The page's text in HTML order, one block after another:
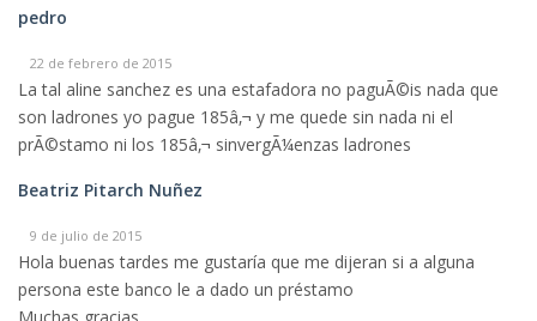
pedro
22 de febrero de 2015
La tal aline sanchez es una estafadora no paguÃ©is nada que
son ladrones yo pague 185â‚¬ y me quede sin nada ni el
prÃ©stamo ni los 185â‚¬ sinvergÃ¼enzas ladrones
Beatriz Pitarch Nuñez
9 de julio de 2015
Hola buenas tardes me gustaría que me dijeran si a alguna
persona este banco le a dado un préstamo